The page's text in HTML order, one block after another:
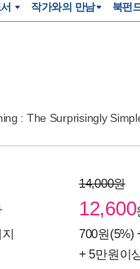
작가와의 만남 북펀
: The Surprisingly
14,000원
12,600
700원(5%)
+ 5만원이